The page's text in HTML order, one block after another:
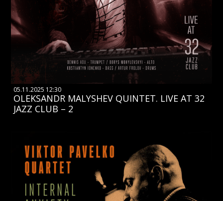
05.11.2025 12:30
OLEKSANDR MALYSHEV QUINTET. LIVE AT 32
JAZZ CLUB – 2